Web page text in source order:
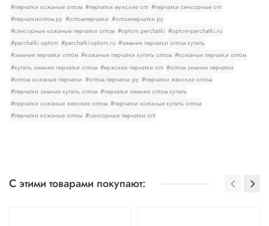
#перчатки кожаные оптом #перчатки мужские опт #перчатки сенсорные опт
#перчаткиоптом.ру #оптомперчатки #оптомперчатки ру
#сенсорные кожаные перчатки оптом #optom perchatki #optom-perchatki.ru
#perchatki optom #perchatki-optom.ru #зимние перчатки оптом купить
#зимние перчатки оптом #кожаные перчатки купить оптом #кожаные перчатки оптом
#купить зимние перчатки оптом #мужские перчатки опт #оптом зимние перчатки
#оптом кожаные перчатки #оптом перчатки ру #перчатки женские оптом
#перчатки зимние купить оптом #перчатки зимние оптом купить
#перчатки кожаные женские оптом #перчатки кожаные купить оптом
#перчатки кожаные оптом #сенсорные перчатки опт
С этими товарами покупают: